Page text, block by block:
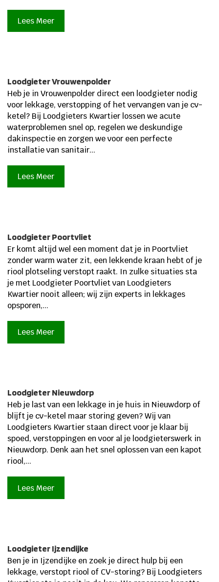
Lees Meer
Loodgieter Vrouwenpolder
Heb je in Vrouwenpolder direct een loodgieter nodig
voor lekkage, verstopping of het vervangen van je cv-
ketel? Bij Loodgieters Kwartier lossen we acute
waterproblemen snel op, regelen we deskundige
dakinspectie en zorgen we voor een perfecte
installatie van sanitair...
Lees Meer
Loodgieter Poortvliet
Er komt altijd wel een moment dat je in Poortvliet
zonder warm water zit, een lekkende kraan hebt of je
riool plotseling verstopt raakt. In zulke situaties sta
je met Loodgieter Poortvliet van Loodgieters
Kwartier nooit alleen; wij zijn experts in lekkages
opsporen,...
Lees Meer
Loodgieter Nieuwdorp
Heb je last van een lekkage in je huis in Nieuwdorp of
blijft je cv-ketel maar storing geven? Wij van
Loodgieters Kwartier staan direct voor je klaar bij
spoed, verstoppingen en voor al je loodgieterswerk in
Nieuwdorp.​ Denk aan het snel oplossen van een kapot
riool,...
Lees Meer
Loodgieter Ijzendijke
Ben je in Ijzendijke en zoek je direct hulp bij een
lekkage, verstopt riool of CV-storing? Bij Loodgieters